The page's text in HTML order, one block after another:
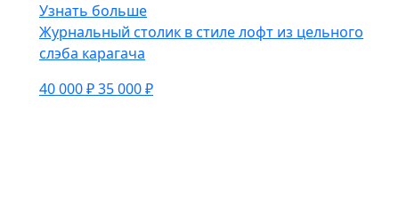
Узнать больше
Журнальный столик в стиле лофт из цельного
слэба карагача
40 000 ₽35 000 ₽